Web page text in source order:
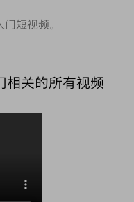
短视频。
相关的所有视频